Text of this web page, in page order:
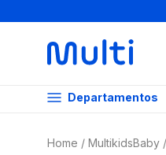
Departamentos
MultikidsBaby